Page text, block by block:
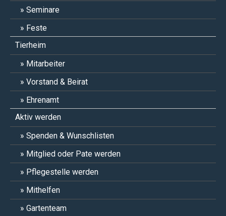
Seminare
Feste
Tierheim
Mitarbeiter
Vorstand & Beirat
Ehrenamt
Aktiv werden
Spenden & Wunschlisten
Mitglied oder Pate werden
Pflegestelle werden
Mithelfen
Gartenteam